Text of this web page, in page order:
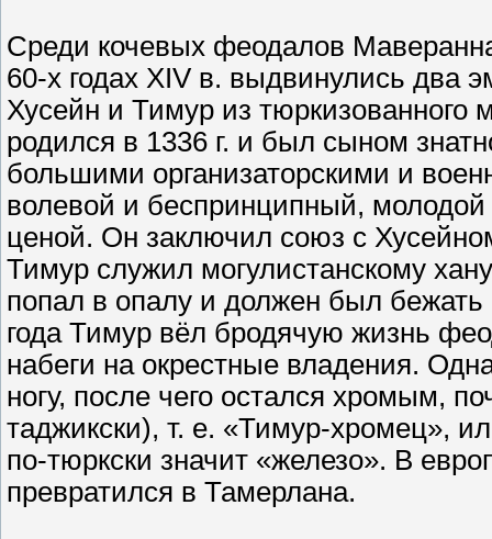
Среди кочевых феодалов
60-х годах XIV в. выдвинулись два
Хусейн и Тимур из тюркизованного
родился в 1336 г. и был сыном
большими организаторскими и
волевой и беспринципный,
ценой. Он заключил союз с
Тимур служил могулистанскому
попал в опалу и должен был
года Тимур вёл бродячую жизнь
набеги на окрестные владения.
ногу, после чего остался хромым,
таджикски), т. е. «Тимур-хромец»,
по-тюркски значит «железо». В
превратился в Тамерлана.